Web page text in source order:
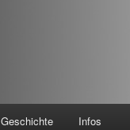
Geschichte Infos